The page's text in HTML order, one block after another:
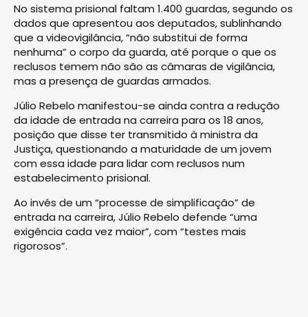
No sistema prisional faltam 1.400 guardas, segundo os
dados que apresentou aos deputados, sublinhando
que a videovigilância, “não substitui de forma
nenhuma” o corpo da guarda, até porque o que os
reclusos temem não são as câmaras de vigilância,
mas a presença de guardas armados.
Júlio Rebelo manifestou-se ainda contra a redução
da idade de entrada na carreira para os 18 anos,
posição que disse ter transmitido à ministra da
Justiça, questionando a maturidade de um jovem
com essa idade para lidar com reclusos num
estabelecimento prisional.
Ao invés de um “processe de simplificação” de
entrada na carreira, Júlio Rebelo defende “uma
exigência cada vez maior”, com “testes mais
rigorosos”.